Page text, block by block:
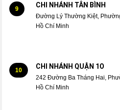
9 CHI NHÁNH TÂN BÌNH
Đường Lý Thường Kiệt,
Hồ Chí Minh
10 CHI NHÁNH QUẬN 1O
242 Đường Ba Tháng Hai,
Hồ Chí Minh